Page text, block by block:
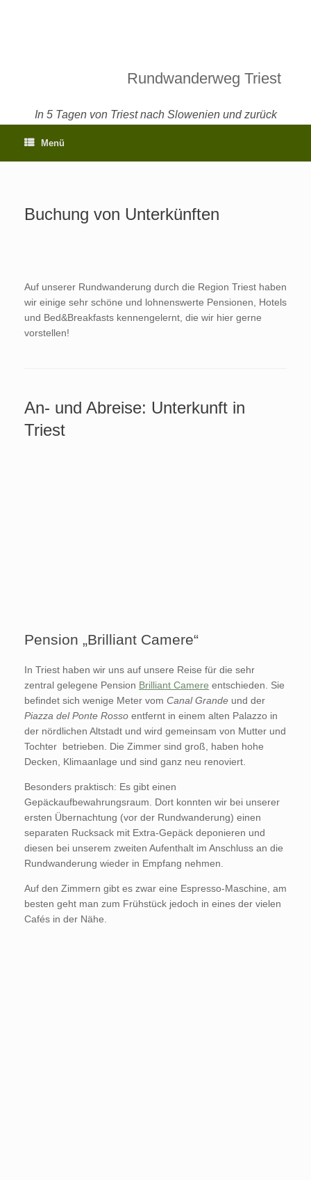
Rundwanderweg Triest
In 5 Tagen von Triest nach Slowenien und zurück
Menü
Buchung von Unterkünften
Auf unserer Rundwanderung durch die Region Triest haben
wir einige sehr schöne und lohnenswerte Pensionen, Hotels
und Bed&Breakfasts kennengelernt, die wir hier gerne
vorstellen!
An- und Abreise: Unterkunft in
Triest
Pension „Brilliant Camere“
In Triest haben wir uns auf unsere Reise für die sehr
zentral gelegene Pension Brilliant Camere entschieden. Sie
befindet sich wenige Meter vom Canal Grande und der
Piazza del Ponte Rosso entfernt in einem alten Palazzo in
der nördlichen Altstadt und wird gemeinsam von Mutter und
Tochter betrieben. Die Zimmer sind groß, haben hohe
Decken, Klimaanlage und sind ganz neu renoviert.
Besonders praktisch: Es gibt einen
Gepäckaufbewahrungsraum. Dort konnten wir bei unserer
ersten Übernachtung (vor der Rundwanderung) einen
separaten Rucksack mit Extra-Gepäck deponieren und
diesen bei unserem zweiten Aufenthalt im Anschluss an die
Rundwanderung wieder in Empfang nehmen.
Auf den Zimmern gibt es zwar eine Espresso-Maschine, am
besten geht man zum Frühstück jedoch in eines der vielen
Cafés in der Nähe.